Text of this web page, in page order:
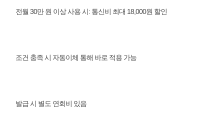
전월 30만 원 이상 사용 시: 통신비 최대 18,000원 할인
조건 충족 시 자동이체 통해 바로 적용 가능
발급 시 별도 연회비 있음